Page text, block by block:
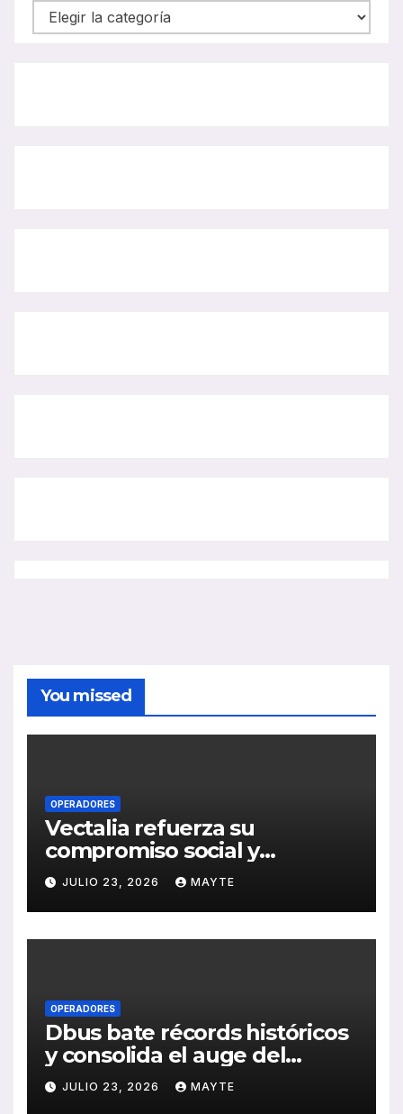
Categorías
You missed
OPERADORES
Vectalia refuerza su
compromiso social y
medioambiental con la
publicación de su Memoria
de RSC 2025
JULIO 23, 2026 MAYTE
OPERADORES
Dbus bate récords históricos
y consolida el auge del
transporte público en San
Sebastián
JULIO 23, 2026 MAYTE